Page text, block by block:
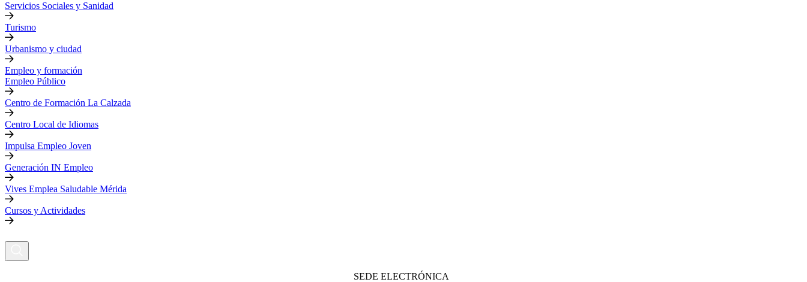
Servicios Sociales y Sanidad
Turismo
Urbanismo y ciudad
Empleo y formación
Empleo Público
Centro de Formación La Calzada
Centro Local de Idiomas
Impulsa Empleo Joven
Generación IN Empleo
Vives Emplea Saludable Mérida
Cursos y Actividades
SEDE ELECTRÓNICA